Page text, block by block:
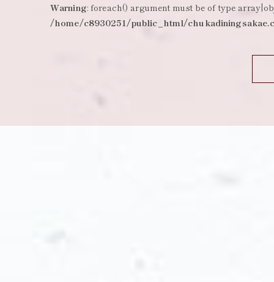
Warning: foreach() argument must be of type
/home/c8930251/public_html/